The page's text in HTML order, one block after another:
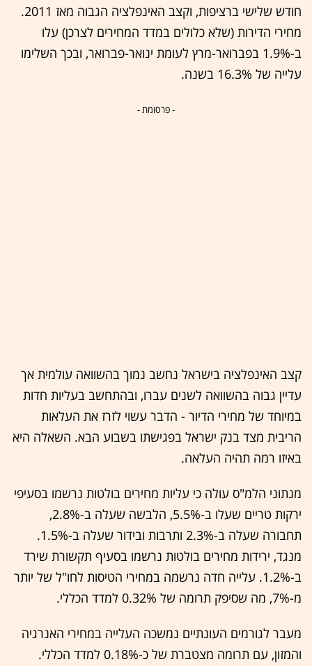
חודש שלישי ברציפות, וקצב האינפלציה הגבוה מאז 2011.
מחירי הדירות (שלא כלולים במדד המחירים לצרכן) עלו
ב-1.9% בפברואר-מרץ לעומת ינואר-פברואר, ובכך השלימו
עלייה של 16.3% בשנה.
- פרסומת -
קצב האינפלציה בישראל נחשב נמוך בהשוואה עולמית אך
עדיין גבוה בהשוואה לשנים עברו, ובהתחשב בעליות חדות
במיוחד של מחירי הדיור - הדבר עשוי לזרז את העלאות
הריבית מצד בנק ישראל בפגישתו בשבוע הבא. השאלה היא
באיזו רמה תהיה העלאה.
מנתוני הלמ"ס עולה כי עליות מחירים בולטות נרשמו בסעיפי
ירקות טריים שעלו ב-5.5%, הלבשה שעלה ב-2.8%,
תחבורה שעלה ב-2.3% ותרבות ובידור שעלה ב-1.5%.
מנגד, ירידות מחירים בולטות נרשמו בסעיף תקשורת שירד
ב-1.2%. עלייה חדה נרשמה במחירי הטיסות לחו"ל של יותר
מ-7%, מה שסיפק תרומה של 0.32% למדד הכללי.
מעבר לגורמים העונתיים נמשכה העלייה במחירי האנרגיה
והמזון, עם תרומה מצטברת של כ-0.18% למדד הכללי.